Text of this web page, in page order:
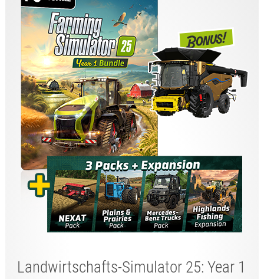
Landwirtschafts-Simulator 25: Year 1